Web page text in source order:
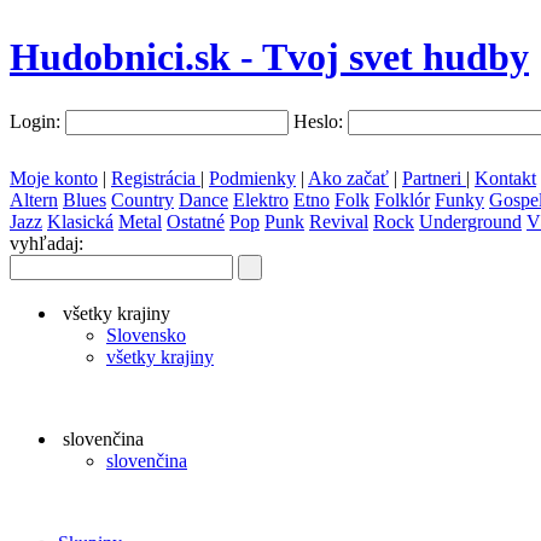
Hudobnici.sk - Tvoj svet hudby
Login: Heslo:
Moje konto | Registrácia | Podmienky | Ako začať | Partneri | Kontakt
Altern Blues Country Dance Elektro Etno Folk Folklór Funky Gospel
Jazz Klasická Metal Ostatné Pop Punk Revival Rock Underground
vyhľadaj:
všetky krajiny
Slovensko
všetky krajiny
slovenčina
slovenčina